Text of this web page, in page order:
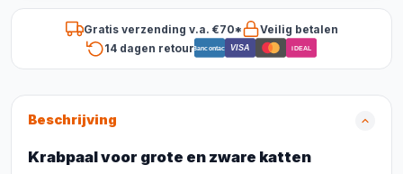
Gratis verzending v.a. €70*
Veilig betalen
14 dagen retourBancontact VISA iDEAL
Beschrijving
Krabpaal voor grote en zware katten